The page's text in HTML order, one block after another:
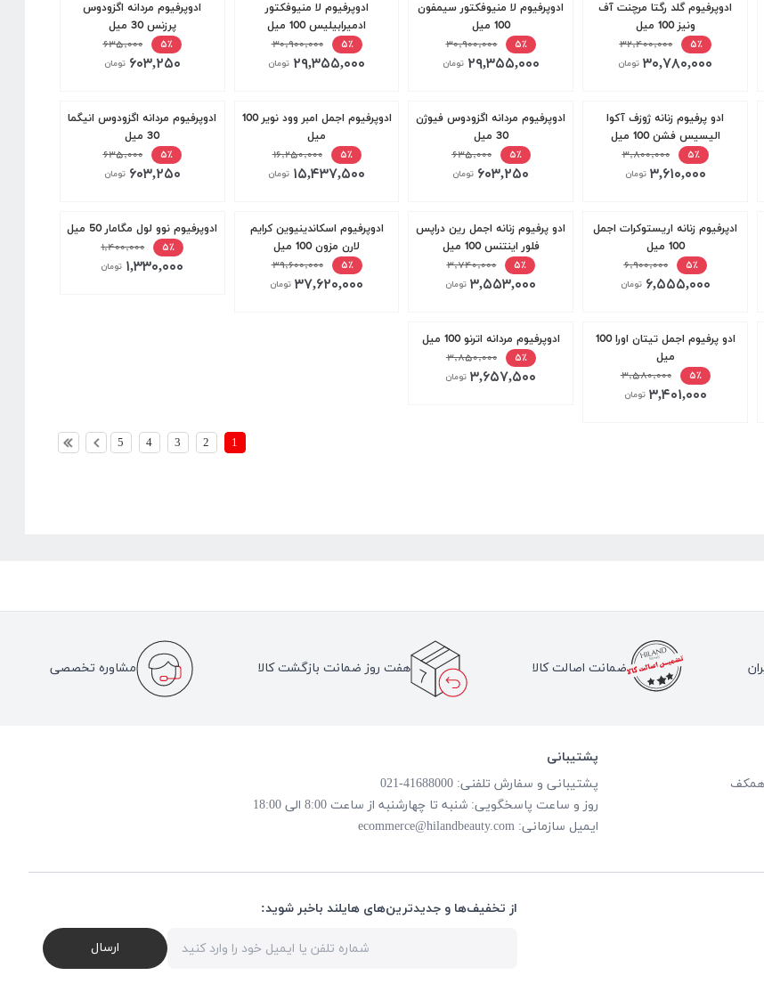
ادوپرفیوم گلد رگتا مرچنت آف
ونیز 100 میل
۵٪
۳۲,۴۰۰,۰۰۰
۳۰,۷۸۰,۰۰۰ تومان
ادوپرفیوم لا منیوفکتور سیمفون
100 میل
۵٪
۳۰,۹۰۰,۰۰۰
۲۹,۳۵۵,۰۰۰ تومان
ادوپرفیوم لا منیوفکتور
ادمیرابیلیس 100 میل
۵٪
۳۰,۹۰۰,۰۰۰
۲۹,۳۵۵,۰۰۰ تومان
ادوپرفیوم مردانه اگزودوس
پرزنس 30 میل
۵٪
۶۳۵,۰۰۰
۶۰۳,۲۵۰ تومان
ادو پرفیوم زنانه ژوزف آکوا
الیسیس فشن 100 میل
۵٪
۳,۸۰۰,۰۰۰
۳,۶۱۰,۰۰۰ تومان
ادوپرفیوم مردانه اگزودوس فیوژن
30 میل
۵٪
۶۳۵,۰۰۰
۶۰۳,۲۵۰ تومان
ادوپرفیوم اجمل امبر وود نویر 100
میل
۵٪
۱۶,۲۵۰,۰۰۰
۱۵,۴۳۷,۵۰۰ تومان
ادوپرفیوم مردانه اگزودوس انیگما
30 میل
۵٪
۶۳۵,۰۰۰
۶۰۳,۲۵۰ تومان
ادپرفیوم زنانه اریستوکرات اجمل
100 میل
۵٪
۶,۹۰۰,۰۰۰
۶,۵۵۵,۰۰۰ تومان
ادو پرفیوم زنانه اجمل رین دراپس
فلور اینتنس 100 میل
۵٪
۳,۷۴۰,۰۰۰
۳,۵۵۳,۰۰۰ تومان
ادوپرفیوم اسکاندینیوین کرایم
لارن مزون 100 میل
۵٪
۳۹,۶۰۰,۰۰۰
۳۷,۶۲۰,۰۰۰ تومان
ادوپرفیوم نوو لول مگامار 50 میل
۵٪
۱,۴۰۰,۰۰۰
۱,۳۳۰,۰۰۰ تومان
ادو پرفیوم اجمل تیتان اورا 100
میل
۵٪
۳,۵۸۰,۰۰۰
۳,۴۰۱,۰۰۰ تومان
ادوپرفیوم مردانه اترنو 100 میل
۵٪
۳,۸۵۰,۰۰۰
۳,۶۵۷,۵۰۰ تومان
1
2
3
4
5
ضمانت اصالت کالا هفت روز ضمانت بازگشت کالا مشاوره تخصصی
پشتیبانی
پشتیبانی و سفارش تلفنی: 41688000-021
روز و ساعت پاسخگویی: شنبه تا چهارشنبه از ساعت 8:00 الی 18:00
ایمیل سازمانی: ecommerce@hilandbeauty.com
از تخفیف‌ها و جدیدترین‌های هایلند باخبر شوید:
ارسال